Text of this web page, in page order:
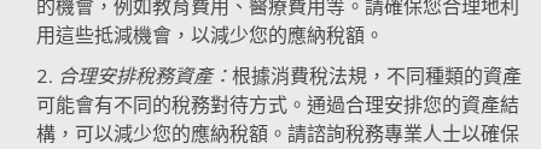
的機會，例如教育費用、醫療費用等。請確保您合理地利
用這些抵減機會，以減少您的應納稅額。
合理安排稅務資產： 根據消費稅法規，不同種類的資產
可能會有不同的稅務對待方式。通過合理安排您的資產結
構，可以減少您的應納稅額。請諮詢稅務專業人士以確保